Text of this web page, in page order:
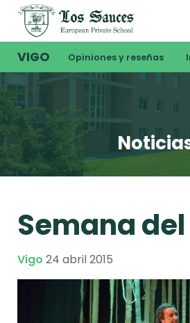
VIGO Opiniones y reseñas
Semana
Vigo 24 abril 2015